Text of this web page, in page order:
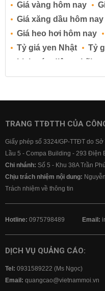
Giá vàng hôm nay
Giá xăng dầu hôm nay
Giá heo hơi hôm nay
Tỷ giá yen Nhật
Tỷ
Lịch cúp điện
Lãi
Lãi suất tiết kiệm
Lãi suất ngân hàng
Lãi suất ngân hàng
TRANG TTĐTTH CỦA
Giấy phép số 3324/GP-TTĐT do
Lầu 5 - Compa Building - 293 Điện
Chi nhánh: Số 5 - Khu 38A Trần
Chịu trách nhiệm nội dung:
Trách nhiệm về thông tin
Hotline: 0975798489 Email:
DỊCH VỤ QUẢNG CÁO:
Tel: 0931589222 (Ms Ngọc)
Email: quangcao@vietnammoi.vn